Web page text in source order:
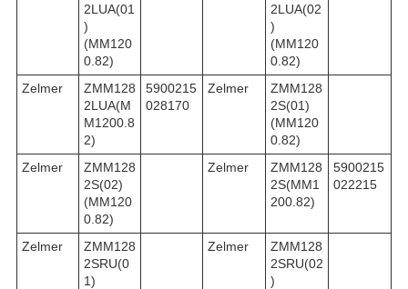
2LUA(01
)
(MM120
0.82)
2LUA(02
)
(MM120
0.82)
Zelmer
ZMM128
2LUA(M
M1200.8
2)
5900215
028170
Zelmer
ZMM128
2S(01)
(MM120
0.82)
Zelmer
ZMM128
2S(02)
(MM120
0.82)
Zelmer
ZMM128
2S(MM1
200.82)
5900215
022215
Zelmer
ZMM128
2SRU(0
1)
Zelmer
ZMM128
2SRU(02
)